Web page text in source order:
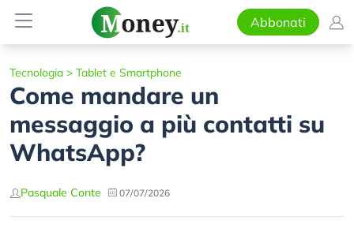
Abbonati
Tecnologia > Tablet e Smartphone
Come mandare un
messaggio a più contatti su
WhatsApp?
Pasquale Conte 07/07/2026